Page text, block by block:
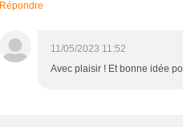
Répondre
11/05/2023 11:52
Avec plaisir ! Et bonne idée